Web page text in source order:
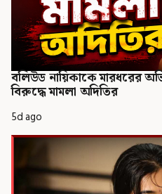
বলিউড নায়িকাকে মারধরের
বিরুদ্ধে মামলা অদিতির
5d ago